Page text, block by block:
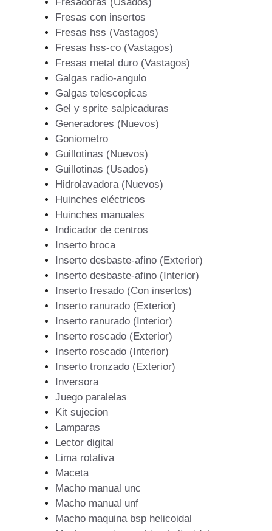
Fresadoras (Usados)
Fresas con insertos
Fresas hss (Vastagos)
Fresas hss-co (Vastagos)
Fresas metal duro (Vastagos)
Galgas radio-angulo
Galgas telescopicas
Gel y sprite salpicaduras
Generadores (Nuevos)
Goniometro
Guillotinas (Nuevos)
Guillotinas (Usados)
Hidrolavadora (Nuevos)
Huinches eléctricos
Huinches manuales
Indicador de centros
Inserto broca
Inserto desbaste-afino (Exterior)
Inserto desbaste-afino (Interior)
Inserto fresado (Con insertos)
Inserto ranurado (Exterior)
Inserto ranurado (Interior)
Inserto roscado (Exterior)
Inserto roscado (Interior)
Inserto tronzado (Exterior)
Inversora
Juego paralelas
Kit sujecion
Lamparas
Lector digital
Lima rotativa
Maceta
Macho manual unc
Macho manual unf
Macho maquina bsp helicoidal